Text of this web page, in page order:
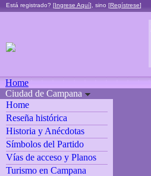
Está registrado? [Ingrese Aquí], sino [Regístrese]
Home
Ciudad de Campana
Home
Reseña histórica
Historia y Anécdotas
Símbolos del Partido
Vías de acceso y Planos
Turismo en Campana